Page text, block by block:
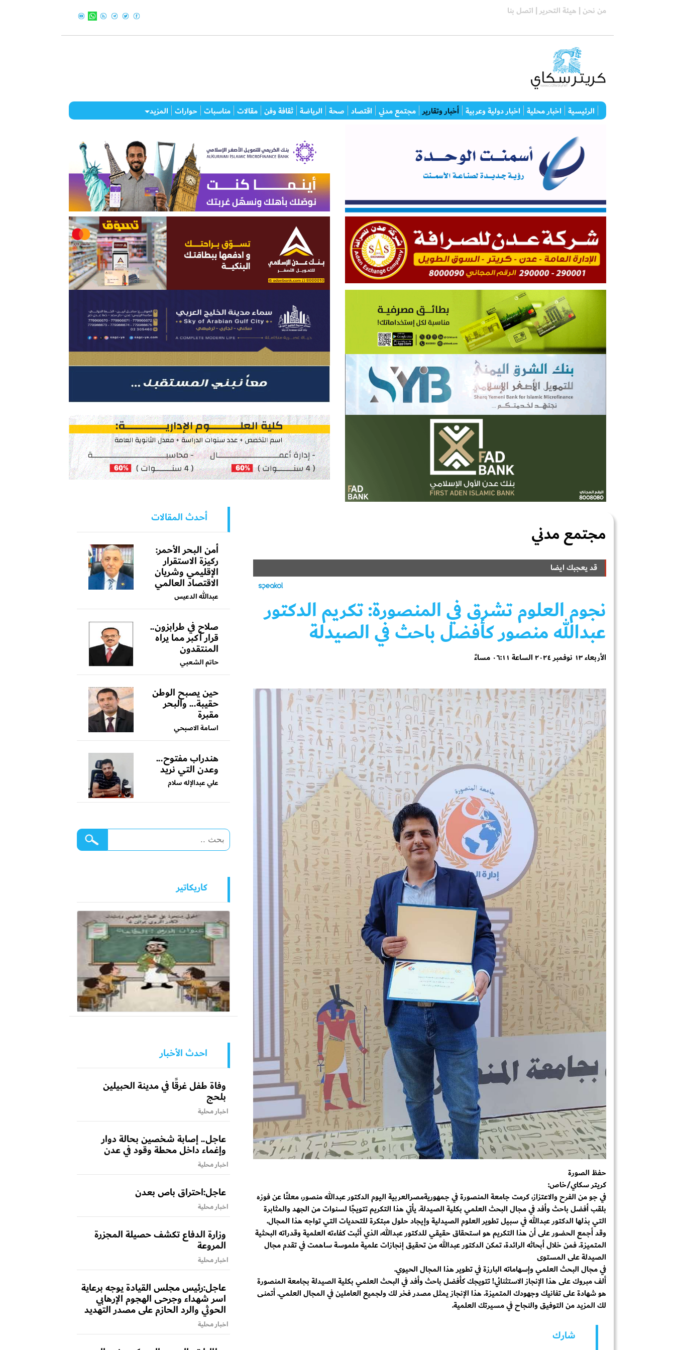
من نحن | هيئة التحرير | اتصل بنا
الرئيسية اخبار محلية اخبار دولية وعربية أخبار وتقارير مجتمع مدني اقتصاد صحة الرياضة ثقافة وفن مقالات مناسبات حوارات المزيد
مجتمع مدني
قد يعجبك ايضا
نجوم العلوم تشرق في المنصورة: تكريم الدكتور
عبدالله منصور كأفضل باحث في الصيدلة
الأربعاء ١٣ نوفمبر ٢٠٢٤ الساعة ٠٦:١١ مساءً
حفظ الصورة
كريتر سكاي/خاص:
في جو من الفرح والاعتزاز، كرمت جامعة المنصورة في جمهوريةمصرالعربية اليوم الدكتور عبدالله منصور، معلنًا عن فوزه
بلقب أفضل باحث وأفد في مجال البحث العلمي بكلية الصيدلة. يأتي هذا التكريم تتويجًا لسنوات من الجهد والمثابرة
التي بذلها الدكتور عبدالله في سبيل تطوير العلوم الصيدلية وإيجاد حلول مبتكرة للتحديات التي تواجه هذا المجال.
وقد أجمع الحضور على أن هذا التكريم هو استحقاق حقيقي للدكتور عبدالله، الذي أثبت كفاءته العلمية وقدراته البحثية
المتميزة. فمن خلال أبحاثه الرائدة، تمكن الدكتور عبدالله من تحقيق إنجازات علمية ملموسة ساهمت في تقدم مجال
الصيدلة على المستوى
في مجال البحث العلمي وإسهاماته البارزة في تطوير هذا المجال الحيوي.
ألف مبروك على هذا الإنجاز الاستثنائي! تتويجك كأفضل باحث وأفد في البحث العلمي بكلية الصيدلة بجامعة المنصورة
هو شهادة على تفانيك وجهودك المتميزة. هذا الإنجاز يمثل مصدر فخر لك ولجميع العاملين في المجال العلمي. أتمنى
لك المزيد من التوفيق والنجاح في مسيرتك العلمية.
شارك
أحدث المقالات
أمن البحر الأحمر:
ركيزة الاستقرار
الإقليمي وشريان
الاقتصاد العالمي
عبدالله الدعيس
صلاح في طرابزون..
قرار أكبر مما يراه
المنتقدون
حاتم الشعبي
حين يصبح الوطن
حقيبة... والبحر
مقبرة
اسامة الاصبحي
هندراب مفتوح...
وعدن التي نريد
علي عبدالإله سلام
كاريكاتير
احدث الأخبار
وفاة طفل غرقًا في مدينة الحبيلين
بلحج
اخبار محلية
عاجل.. إصابة شخصين بحالة دوار
وإغماء داخل محطة وقود في عدن
اخبار محلية
عاجل:احتراق باص بعدن
اخبار محلية
وزارة الدفاع تكشف حصيلة المجزرة
المروعة
اخبار محلية
عاجل:رئيس مجلس القيادة يوجه برعاية
اسر شهداء وجرحى الهجوم الإرهابي
الحوثي والرد الحازم على مصدر التهديد
اخبار محلية